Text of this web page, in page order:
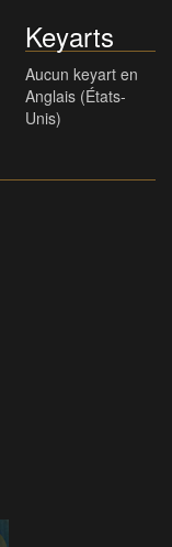
Keyarts
Aucun keyart en
Anglais (États-
Unis)